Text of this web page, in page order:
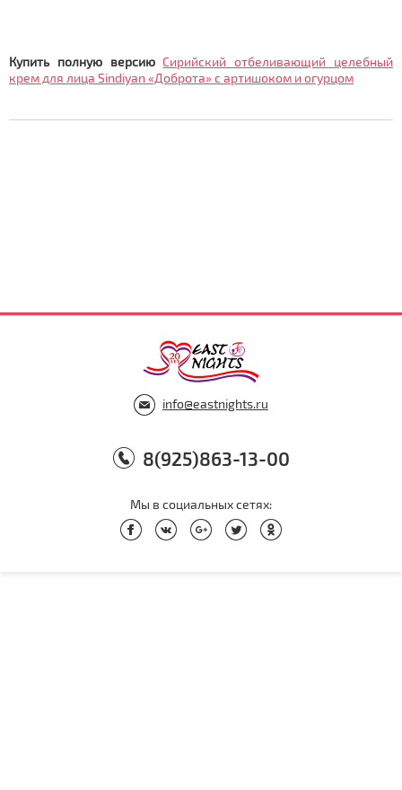
Купить полную версию Сирийский отбеливающий целебный
крем для лица Sindiyan «Доброта» с артишоком и огурцом
info@eastnights.ru
8(925)863-13-00
Мы в социальных сетях: